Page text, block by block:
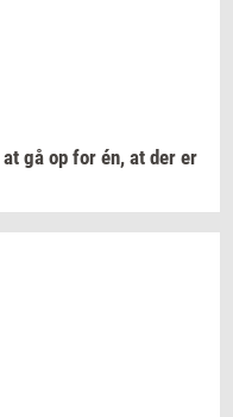
at gå op for én, at der er